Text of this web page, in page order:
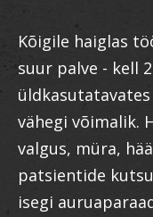
Kõigile haiglas
suur palve - kell
vähegi võimalik.
valgus, müra,
patsientide
isegi